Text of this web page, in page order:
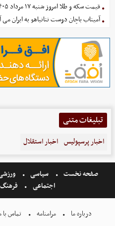
قیمت سکه و طلا امروز شنبه ۱۷ مرداد ۱۴۰۵
آمیتاب باچان دوست نتانیاهو به ایران
تبلیغات متنی
اخبار پرسپولیس اخبار استقلال
صفحه نخست سیاسی
اجتماعی
درباره ما مرامنامه تماس با